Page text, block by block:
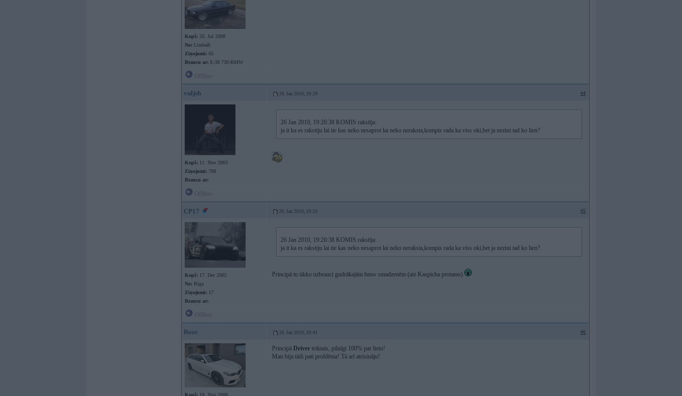
Kopš: 26. Jul 2008
No: Limbaži
Ziņojumi: 65
Braucu ar: E-38 730-BMW
vuljsh 26. Jan 2010, 19:29 #4
Kopš: 11. Nov 2003
Ziņojumi: 788
Braucu ar:
26 Jan 2010, 19:20:38 KOMIS rakstīja:
ja it ka es rakstiju lai tie kas neko nesaprot lai neko neraksta,kompis rada ka viss oki,bet ja nezini tad ko lien?
CP17 26. Jan 2010, 19:33 #5
Kopš: 17. Dec 2002
No: Rīga
Ziņojumi: 17
Braucu ar:
26 Jan 2010, 19:20:38 KOMIS rakstīja:
ja it ka es rakstiju lai tie kas neko nesaprot lai neko neraksta,kompis rada ka viss oki,bet ja nezini tad ko lien?
Principā tu tikko uzbrauci gudrākajām bmw smadzenēm (aiz Kaspicha protams)
Roze 26. Jan 2010, 19:41 #6
Kopš: 18. Nov 2008
Principā Driver teiktais, pilnīgi 100% par lietu!
Man bija tādi pati problēma! Tā arī atrisināju!